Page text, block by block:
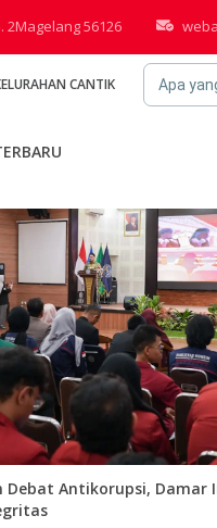
2Magelang 56126
CANTIK Apa
Debat Antikorupsi, Damar